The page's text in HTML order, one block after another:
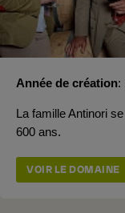
Année de création
La famille Antinori
600 ans.
VOIR LE DOMAINE